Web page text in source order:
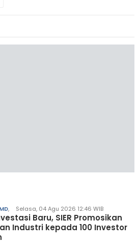
, Selasa, 04 Agu 2026 12:46 WIB
Baru, SIER Promosikan
Industri kepada 100 Investor